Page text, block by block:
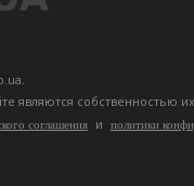
являются собственностью
соглашения и политики